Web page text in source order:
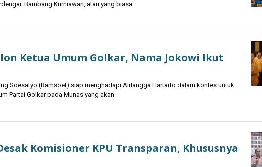
Bambang Kurniawan, atau yang biasa
Ketua Umum Golkar, Nama Jokowi Ikut
Soesatyo (Bamsoet) siap menghadapi Airlangga Hartarto dalam kontes untuk
Partai Golkar pada Munas yang akan
Komisioner KPU Transparan, Khususnya